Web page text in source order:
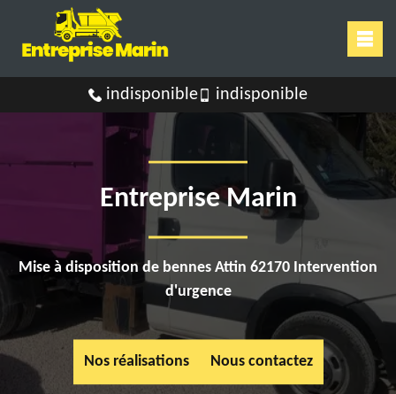
indisponible indisponible
Entreprise Marin
Mise à disposition de bennes Attin 62170 Intervention
d'urgence
Nos réalisations Nous contactez